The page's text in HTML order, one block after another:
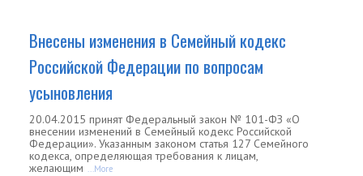
Внесены изменения в Семейный кодекс
Российской Федерации по вопросам
усыновления
20.04.2015 принят Федеральный закон № 101-ФЗ «О
внесении изменений в Семейный кодекс Российской
Федерации». Указанным законом статья 127 Семейного
кодекса, определяющая требования к лицам,
желающим ...More